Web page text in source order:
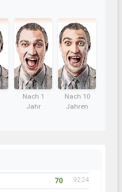
Nach 1
Jahr
Nach 10
Jahren
70 92:24